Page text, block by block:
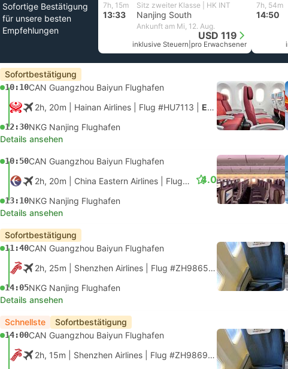
Sofortige Bestätigung
für unsere besten
Empfehlungen
7h, 15m Sitz zweiter Klasse | HK INT
13:33 Nanjing South
Ankunft am Mi, 12. Aug.
USD 119
inklusive Steuern pro Erwachsener
7h, 54m
14:50
Sofortbestätigung
10:10CAN Guangzhou Baiyun Flughafen
2h, 20m | Hainan Airlines Flug #HU7113 Economy
12:30NKG Nanjing Flughafen
Details ansehen
10:50CAN Guangzhou Baiyun Flughafen
2h, 20m | China Eastern Airlines Flug #MU2818 |Economy
13:10NKG Nanjing Flughafen
4.0
Details ansehen
Sofortbestätigung
11:40CAN Guangzhou Baiyun Flughafen
2h, 25m | Shenzhen Airlines Flug #ZH9865|Economy
14:05NKG Nanjing Flughafen
Details ansehen
Schnellste Sofortbestätigung
14:00CAN Guangzhou Baiyun Flughafen
2h, 15m | Shenzhen Airlines Flug #ZH9869| Economy